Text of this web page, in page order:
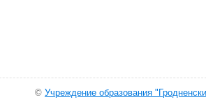
© Учреждение образования